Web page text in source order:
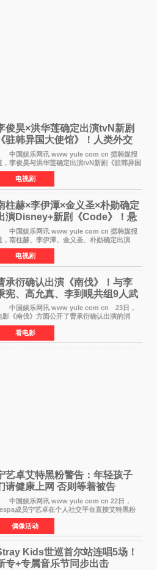
俊昊×洪华莲确定出演tvN新剧
《驻韩异国大使馆》！人类外交
官与“龙”大使的奇幻
中国娱乐网讯 www yule com cn 据韩媒报
，李俊昊与洪华莲确定出演tvN新剧《驻韩异国
使馆》，分别担任男女主角，引发期待。
该剧讲述了一位因管理驻韩异国大使馆（负责管
居住在大韩
电视剧
柱赫×李伊潭×金义圣×朴勋确定
演Disney+新剧《Code》！悬
疑犯罪惊悚明年上线
中国娱乐网讯 www yule com cn 据韩媒报
，南柱赫、李伊潭、金义圣、朴勋确定出演
新剧《Code》，该剧预计将于明年播
出，引发高度关注。 本剧改编自同名人气台
，讲述了一位往来
电视剧
承衍确认出演《南伐》！与李
宪、高允真、李到晛共组9人武
士团
中国娱乐网讯 www yule com cn 23日，
影《南伐》方面公开了曹承衍确认出演的消
。通过歌手活动展现出独特色彩的曹承衍将在
片中饰演拥有出色弓箭技术的弓箭手，他将在这
历史动作大片中展
看电影
艺卓艾特黑粉警告：年轻孩子
请健康上网 否则等着被告
中国娱乐网讯 www yule com cn 22日，
成员宁艺卓在个人社交平台直接艾特黑粉
号，正面喊话回应长期以来的恶意攻击，引发
广泛关注。 宁艺卓在文中表示，自己早已注
到部分网友持续
偶像活动
Kids世巡首尔站连唱5场！
专+专属音乐节同步出击